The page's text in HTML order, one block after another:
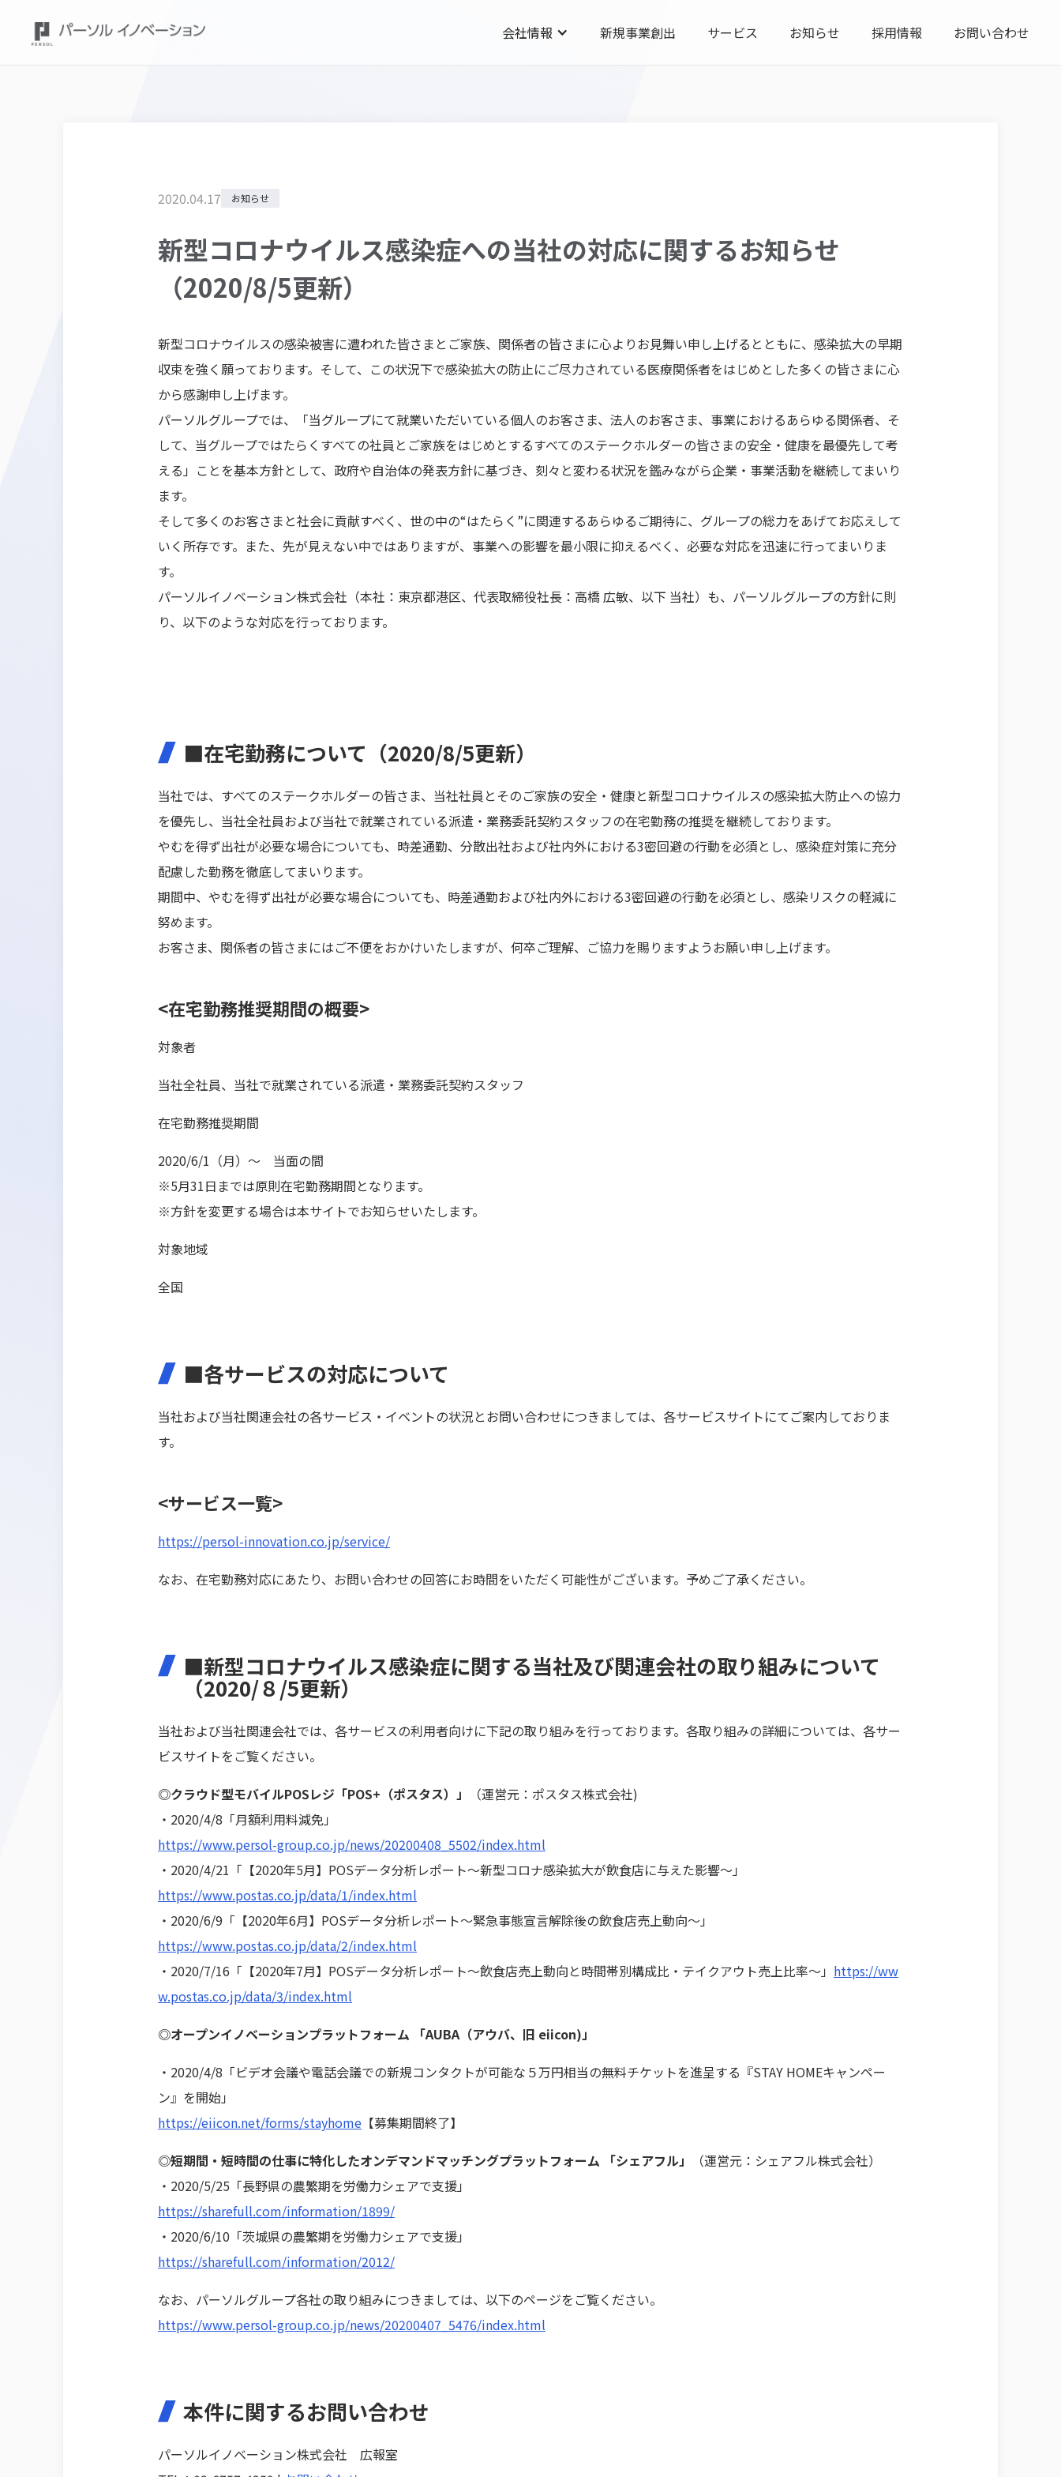
会社情報 新規事業創出 サービス お知らせ 採用情報 お問い合わせ
2020.04.17 お知らせ
新型コロナウイルス感染症への当社の対応に関するお知らせ
（2020/8/5更新）
新型コロナウイルスの感染被害に遭われた皆さまとご家族、関係者の皆さまに心よりお見舞い申し上げるとともに、感染拡大の早期
収束を強く願っております。そして、この状況下で感染拡大の防止にご尽力されている医療関係者をはじめとした多くの皆さまに心
から感謝申し上げます。
パーソルグループでは、「当グループにて就業いただいている個人のお客さま、法人のお客さま、事業におけるあらゆる関係者、そ
して、当グループではたらくすべての社員とご家族をはじめとするすべてのステークホルダーの皆さまの安全・健康を最優先して考
える」ことを基本方針として、政府や自治体の発表方針に基づき、刻々と変わる状況を鑑みながら企業・事業活動を継続してまいり
ます。
そして多くのお客さまと社会に貢献すべく、世の中の“はたらく”に関連するあらゆるご期待に、グループの総力をあげてお応えして
いく所存です。また、先が見えない中ではありますが、事業への影響を最小限に抑えるべく、必要な対応を迅速に行ってまいりま
す。
パーソルイノベーション株式会社（本社：東京都港区、代表取締役社長：高橋 広敏、以下 当社）も、パーソルグループの方針に則
り、以下のような対応を行っております。
■在宅勤務について（2020/8/5更新）
当社では、すべてのステークホルダーの皆さま、当社社員とそのご家族の安全・健康と新型コロナウイルスの感染拡大防止への協力
を優先し、当社全社員および当社で就業されている派遣・業務委託契約スタッフの在宅勤務の推奨を継続しております。
やむを得ず出社が必要な場合についても、時差通勤、分散出社および社内外における3密回避の行動を必須とし、感染症対策に充分
配慮した勤務を徹底してまいります。
期間中、やむを得ず出社が必要な場合についても、時差通勤および社内外における3密回避の行動を必須とし、感染リスクの軽減に
努めます。
お客さま、関係者の皆さまにはご不便をおかけいたしますが、何卒ご理解、ご協力を賜りますようお願い申し上げます。
<在宅勤務推奨期間の概要>
対象者
当社全社員、当社で就業されている派遣・業務委託契約スタッフ
在宅勤務推奨期間
2020/6/1（月）～ 当面の間
※5月31日までは原則在宅勤務期間となります。
※方針を変更する場合は本サイトでお知らせいたします。
対象地域
全国
■各サービスの対応について
当社および当社関連会社の各サービス・イベントの状況とお問い合わせにつきましては、各サービスサイトにてご案内しておりま
す。
<サービス一覧>
https://persol-innovation.co.jp/service/
なお、在宅勤務対応にあたり、お問い合わせの回答にお時間をいただく可能性がございます。予めご了承ください。
■新型コロナウイルス感染症に関する当社及び関連会社の取り組みについて
（2020/８/5更新）
当社および当社関連会社では、各サービスの利用者向けに下記の取り組みを行っております。各取り組みの詳細については、各サー
ビスサイトをご覧ください。
◎クラウド型モバイルPOSレジ「POS+（ポスタス）」
（運営元：ポスタス株式会社)
・2020/4/8「月額利用料減免」
https://www.persol-group.co.jp/news/20200408_5502/index.html
・2020/4/21「【2020年5月】POSデータ分析レポート～新型コロナ感染拡大が飲食店に与えた影響～」
https://www.postas.co.jp/data/1/index.html
・2020/6/9「【2020年6月】POSデータ分析レポート～緊急事態宣言解除後の飲食店売上動向～」
https://www.postas.co.jp/data/2/index.html
・2020/7/16「【2020年7月】POSデータ分析レポート～飲食店売上動向と時間帯別構成比・テイクアウト売上比率～」 https://ww
w.postas.co.jp/data/3/index.html
◎オープンイノベーションプラットフォーム 「AUBA（アウバ、旧 eiicon)」
・2020/4/8「ビデオ会議や電話会議での新規コンタクトが可能な５万円相当の無料チケットを進呈する『STAY HOMEキャンペー
ン』を開始」
https://eiicon.net/forms/stayhome 【募集期間終了】
◎短期間・短時間の仕事に特化したオンデマンドマッチングプラットフォーム 「シェアフル」
（運営元：シェアフル株式会社）
・2020/5/25「長野県の農繁期を労働力シェアで支援」
https://sharefull.com/information/1899/
・2020/6/10「茨城県の農繁期を労働力シェアで支援」
https://sharefull.com/information/2012/
なお、パーソルグループ各社の取り組みにつきましては、以下のページをご覧ください。
https://www.persol-group.co.jp/news/20200407_5476/index.html
本件に関するお問い合わせ
パーソルイノベーション株式会社 広報室